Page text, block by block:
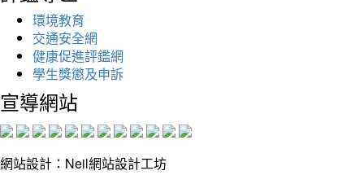
環境教育
交通安全網
健康促進評鑑網
學生獎懲及申訴
宣導網站
網站設計：Neil網站設計工坊